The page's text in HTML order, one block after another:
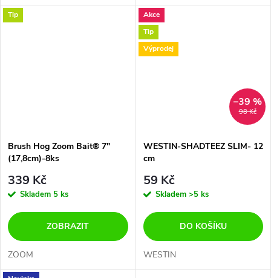
Tip
Brush Hog Zoom Bait® 7"
(17,8cm)-8ks
339 Kč
Skladem 5 ks
ZOBRAZIT
ZOOM
Akce
Tip
Výprodej
98 Kč
–39 %
WESTIN-SHADTEEZ SLIM- 12
cm
59 Kč
Skladem >5 ks
DO KOŠÍKU
WESTIN